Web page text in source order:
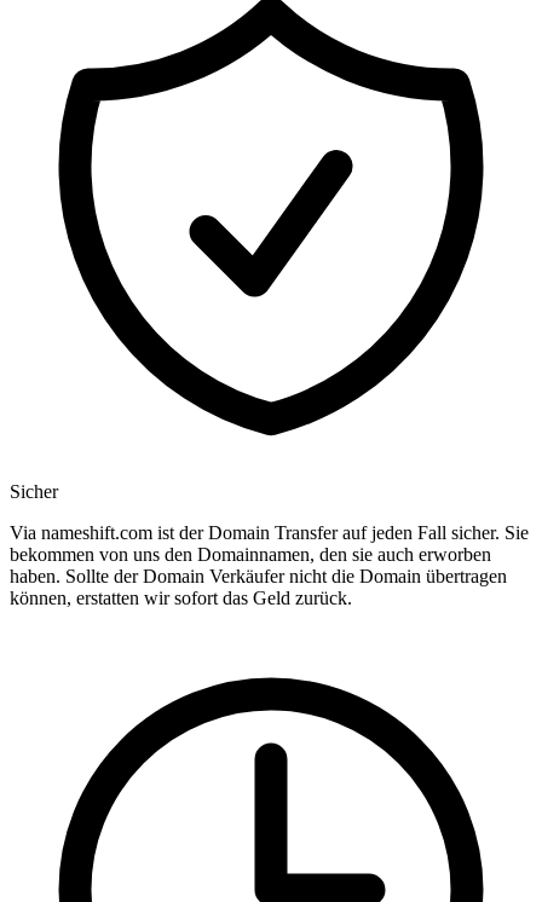
Sicher
Via nameshift.com ist der Domain Transfer auf jeden Fall sicher. Sie
bekommen von uns den Domainnamen, den sie auch erworben
haben. Sollte der Domain Verkäufer nicht die Domain übertragen
können, erstatten wir sofort das Geld zurück.